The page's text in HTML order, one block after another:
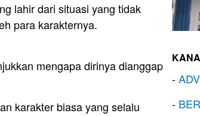
lahir dari situasi yang tidak
para karakternya.
mengapa dirinya dianggap
karakter biasa yang selalu
-
-